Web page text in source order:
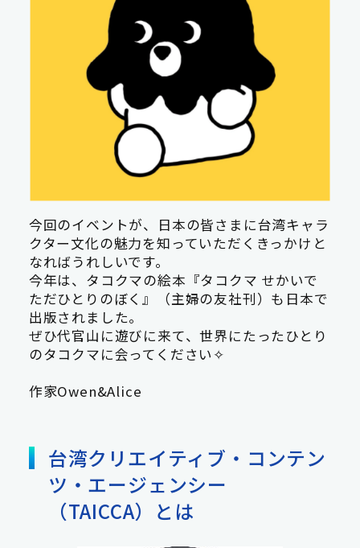
今回のイベントが、日本の皆さまに台湾キャラ
クター文化の魅力を知っていただくきっかけと
なればうれしいです。
今年は、タコクマの絵本『タコクマ せかいで
ただひとりのぼく』（主婦の友社刊）も日本で
出版されました。
ぜひ代官山に遊びに来て、世界にたったひとり
のタコクマに会ってください✧
作家Owen&Alice
台湾クリエイティブ・コンテン
ツ・エージェンシー
（TAICCA）とは